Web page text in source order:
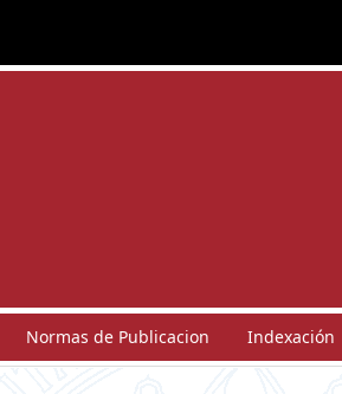
Normas de Publicacion Indexación